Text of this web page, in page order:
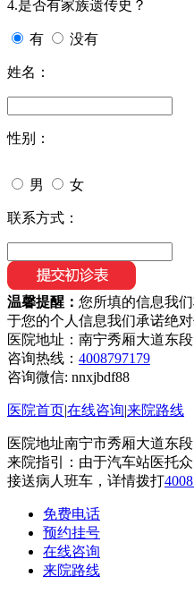
4.是否有家族遗传史？
有 没有
姓名：
性别：
男 女
联系方式：
温馨提醒： 您所填的信息我
于您的个人信息我们承诺绝
医院地址：南宁秀厢大道东
咨询热线： 4008797179
咨询微信: nnxjbdf88
医院首页|在线咨询|来院路线
医院地址南宁市秀厢大道东
来院指引：由于汽车站医托
接送病人班车，详情拨打
免费电话
预约挂号
在线咨询
来院路线